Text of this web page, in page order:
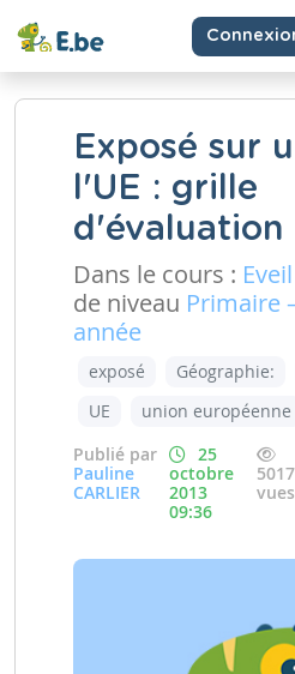
Exposé sur
l'UE : grille
d'évaluation
Dans le cours :
de niveau Primaire
année
exposé Géographie:
UE
union européenne
Publié par
Pauline
CARLIER
25
octobre
2013
09:36
5017
vues